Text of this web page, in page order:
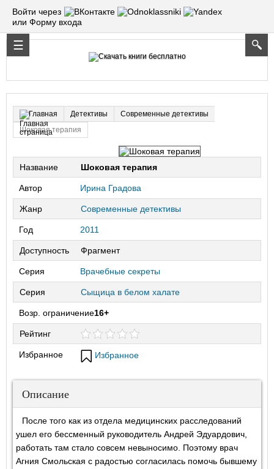
Войти через
или Форму входа
Главная Детективы
Современные детективы
Шоковая терапия
Название Шоковая терапия
Автор Ирина Градова
Жанр Современные детективы
Год 2011
Доступность Фрагмент
Серия Врачебные секреты
Серия Сыщица в белом халате
Возр. ограничение16+
Рейтинг
Избранное Избранное
Описание
После того как из отдела медицинских расследований
ушел его бессменный руководитель Андрей Эдуардович,
работать там стало совсем невыносимо. Поэтому врач
Агния Смольская с радостью согласилась помочь бывшему